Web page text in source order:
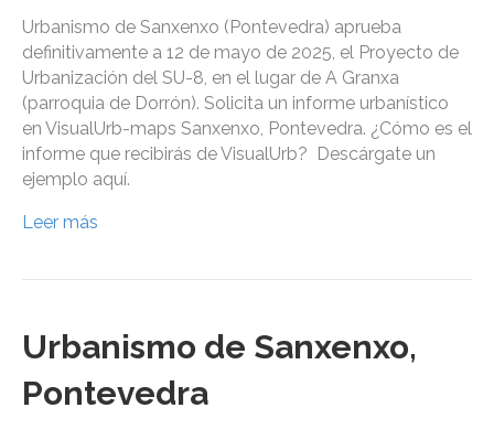
Urbanismo de Sanxenxo (Pontevedra) aprueba
definitivamente a 12 de mayo de 2025, el Proyecto de
Urbanización del SU-8, en el lugar de A Granxa
(parroquia de Dorrón). Solicita un informe urbanístico
en VisualUrb-maps Sanxenxo, Pontevedra. ¿Cómo es el
informe que recibirás de VisualUrb? Descárgate un
ejemplo aquí.
Leer más
Urbanismo de Sanxenxo,
Pontevedra